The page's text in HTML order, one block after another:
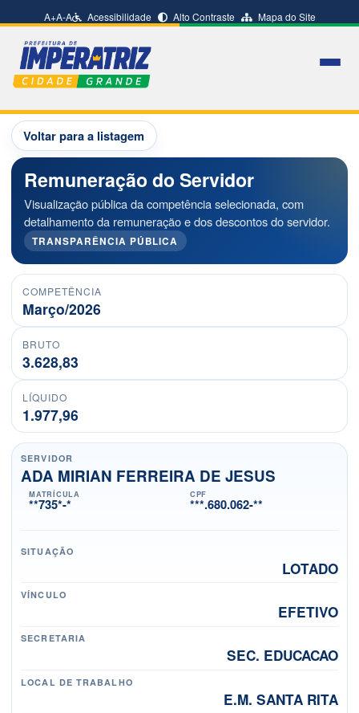
A+A-A Acessibilidade Alto Contraste Mapa do Site
Voltar para a listagem
Remuneração do Servidor
Visualização pública da competência selecionada, com
detalhamento da remuneração e dos descontos do servidor.
TRANSPARÊNCIA PÚBLICA
COMPETÊNCIA
Março/2026
BRUTO
3.628,83
LÍQUIDO
1.977,96
SERVIDOR
ADA MIRIAN FERREIRA DE JESUS
MATRÍCULA
**735*-*
CPF
***.680.062-**
SITUAÇÃO
LOTADO
VÍNCULO
EFETIVO
SECRETARIA
SEC. EDUCACAO
LOCAL DE TRABALHO
E.M. SANTA RITA